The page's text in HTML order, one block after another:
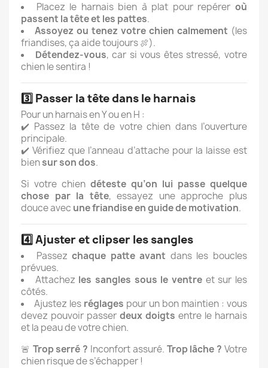
Placez le harnais bien à plat pour repéreroù
passent la tête et les pattes.
Assoyez ou tenez votre chien calmement (les
friandises, ça aide toujours 🍖).
Détendez-vous, car si vous êtes stressé, votre
chien le sentira !
3️⃣ Passer la tête dans le harnais
Pour un harnais en Y ou en H :
✔️ Passez la tête de votre chien dans l’ouverture
principale.
✔️ Vérifiez que l’anneau d’attache pour la laisse est
biensur son dos.
Si votre chien déteste qu’on lui passe quelque
chose par la tête, essayez une approche plus
douce avec une friandise en guide de motivation.
4️⃣Ajuster et clipser les sangles
Passezchaque patte avant dans les boucles
prévues.
Attachez les sangles sous le ventre et sur les
côtés.
Ajustez les réglages pour un bon maintien : vous
devez pouvoir passer deux doigts entre le harnais
et la peau de votre chien.
🚨 Trop serré ? Inconfort assuré. Trop lâche ? Votre
chien risque de s’échapper !